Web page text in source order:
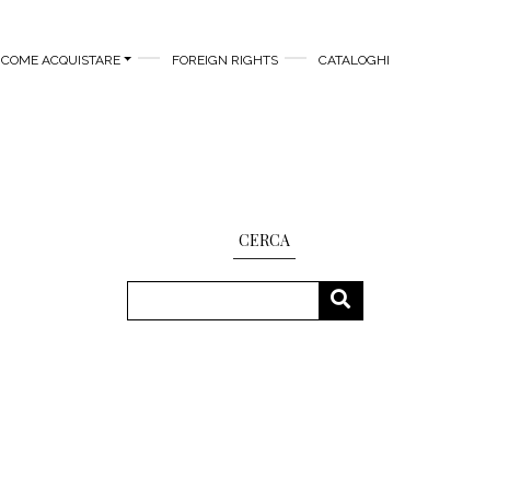
COME ACQUISTARE FOREIGN RIGHTS CATALOGHI
CERCA
CERCA